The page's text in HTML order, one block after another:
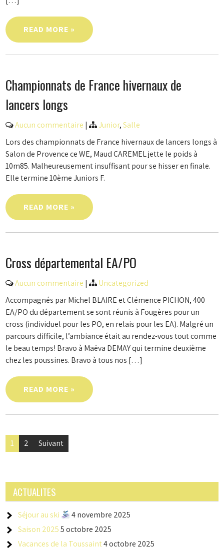
READ MORE »
Championnats de France hivernaux de
lancers longs
Aucun commentaire | Junior,Salle
Lors des championnats de France hivernaux de lancers longs à
Salon de Provence ce WE, Maud CAREMEL jette le poids à
10m85. Malheureusement insuffisant pour se hisser en finale.
Elle termine 10ème Juniors F.
READ MORE »
Cross départemental EA/PO
Aucun commentaire |
Uncategorized
Accompagnés par Michel BLAIRE et Clémence PICHON, 400
EA/PO du département se sont réunis à Fougères pour un
cross (individuel pour les PO, en relais pour les EA). Malgré un
parcours difficile, l’ambiance était au rendez-vous tout comme
le beau temps! Bravo à Maëva DEMAY qui termine deuxième
chez les poussines. Bravo à tous nos […]
READ MORE »
Navigation
articles
1 2 Suivant
ACTUALITES
Séjour au ski
4 novembre 2025
Saison 2025 5 octobre 2025
Vacances de la Toussaint4 octobre 2025